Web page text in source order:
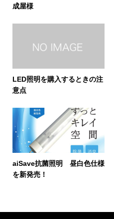
成屋様
LED照明を購入するときの注
意点
aiSave抗菌照明 昼白色仕様
を新発売！